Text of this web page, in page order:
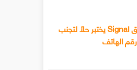
تطبيق Signal يختبر حلًا لتجنب
الهاتف